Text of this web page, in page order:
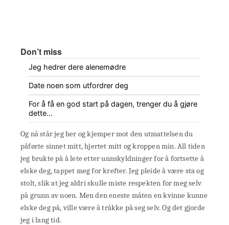
Don’t miss
Jeg hedrer dere alenemødre
Date noen som utfordrer deg
For å få en god start på dagen, trenger du å gjøre
dette…
Og nå står jeg her og kjemper mot den utmattelsen du
påførte sinnet mitt, hjertet mitt og kroppen min. All tiden
jeg brukte på å lete etter unnskyldninger for å fortsette å
elske deg, tappet meg for krefter. Jeg pleide å være sta og
stolt, slik at jeg aldri skulle miste respekten for meg selv
på grunn av noen. Men den eneste måten en kvinne kunne
elske deg på, ville være å tråkke på seg selv. Og det gjorde
jeg i lang tid.